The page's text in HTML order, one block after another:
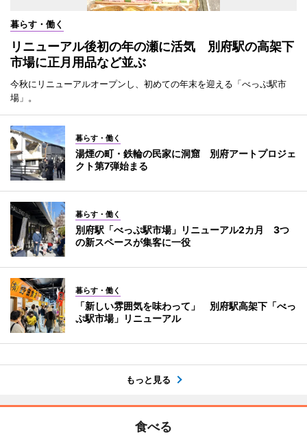
暮らす・働く
リニューアル後初の年の瀬に活気 別府駅の高架下
市場に正月用品など並ぶ
今秋にリニューアルオープンし、初めての年末を迎える「べっぷ駅市
場」。
暮らす・働く
湯煙の町・鉄輪の民家に洞窟 別府アートプロジェ
クト第7弾始まる
暮らす・働く
別府駅「べっぷ駅市場」リニューアル2カ月 3つ
の新スペースが集客に一役
暮らす・働く
「新しい雰囲気を味わって」 別府駅高架下「べっ
ぷ駅市場」リニューアル
もっと見る
食べる